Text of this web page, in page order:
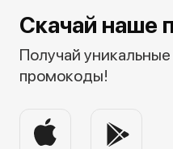
Скачай наше
Получай
промокоды!